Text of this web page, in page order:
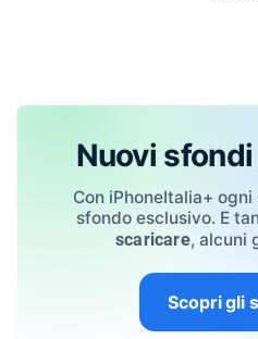
Nuovi
Con iPhoneItalia+
sfondo esclusivo. E
scaricare, alcuni
Scopri gli